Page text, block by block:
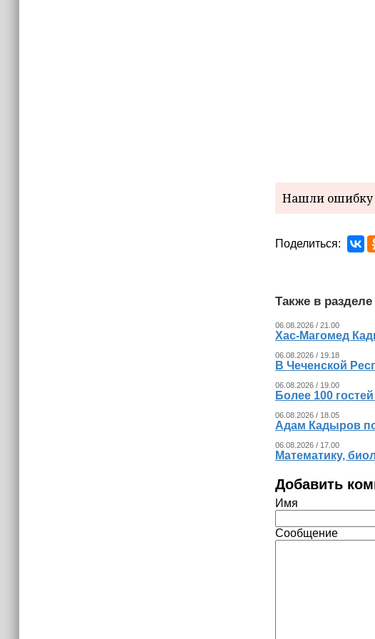
Нашли ошибку
Поделиться:
Также в разделе
06.08.2026 / 21.00
Хас-Магомед
06.08.2026 / 19.18
В Чеченской
06.08.2026 / 19.00
Более 100
06.08.2026 / 18.05
Адам Кадыров
06.08.2026 / 17.00
Математику,
Добавить
Имя
Сообщение